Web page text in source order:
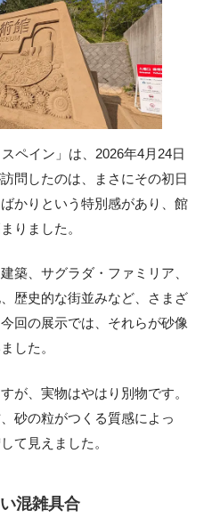
ペイン」は、2026年4月24日
問したのは、まさにその初日
かりという特別感があり、館
りました。
築、サグラダ・ファミリア、
歴史的な街並みなど、さまざ
回の展示では、それらが砂像
した。
が、実物はやはり別物です。
砂の粒がつくる質感によっ
て見えました。
混雑具合